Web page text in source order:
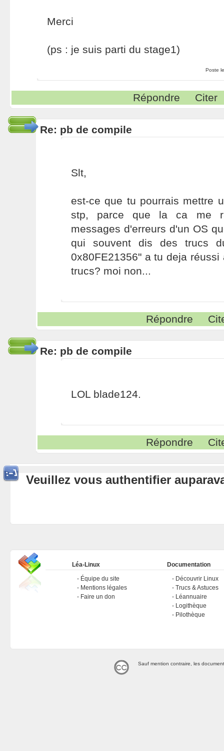
Merci
(ps : je suis parti du stage1)
Poste
Répondre Citer
Re: pb de compile
Slt,
est-ce que tu pourrais mettre
stp, parce que la ca me
messages d'erreurs d'un OS
qui souvent dis des trucs
0x80FE21356" a tu deja
trucs? moi non...
Répondre
Re: pb de compile
LOL blade124.
Répondre
Veuillez vous authentifier
Léa-Linux
Équipe du site
Mentions légales
Faire un don
Documentation
Découvrir Linux
Trucs & Astuces
Léannuaire
Logithèque
Pilothèque
Sauf mention contraire, les